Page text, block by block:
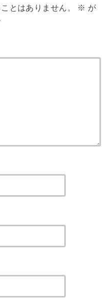
とはありません。 ※ が